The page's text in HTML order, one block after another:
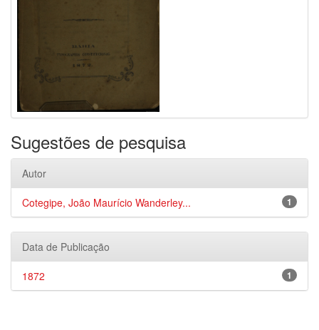
Sugestões de pesquisa
Autor
1
Cotegipe, João Maurício Wanderley...
Data de Publicação
1
1872